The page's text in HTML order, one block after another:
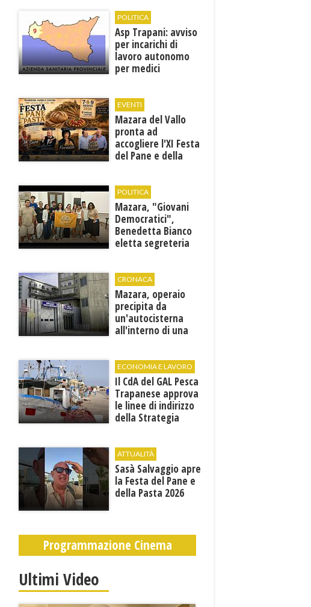
POLITICA
Asp Trapani: avviso
per incarichi di
lavoro autonomo
per medici
EVENTI
Mazara del Vallo
pronta ad
accogliere l'XI Festa
del Pane e della
POLITICA
Mazara, "Giovani
Democratici",
Benedetta Bianco
eletta segreteria
CRONACA
Mazara, operaio
precipita da
un'autocisterna
all'interno di una
Sofia"
ECONOMIA E LAVORO
Il CdA del GAL Pesca
Trapanese approva
le linee di indirizzo
della Strategia
ATTUALITÀ
Sasà Salvaggio apre
la Festa del Pane e
della Pasta 2026
Programmazione Cinema
Ultimi Video